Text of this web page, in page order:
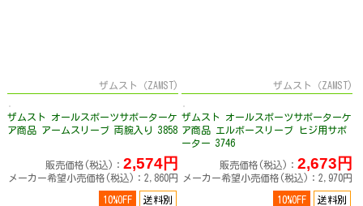
ザムスト（ZAMST)
ザムスト オールスポーツサポーターケ
ア商品 アームスリーブ 両腕入り 3858
販売価格(税込)： 2,574円
メーカー希望小売価格(税込)：2,860円
10%OFF
送料別
ザムスト（ZAMST)
ザムスト オールスポーツサポーターケ
ア商品 エルボースリーブ ヒジ用サポ
ーター 3746
販売価格(税込)： 2,673円
メーカー希望小売価格(税込)：2,970円
10%OFF
送料別